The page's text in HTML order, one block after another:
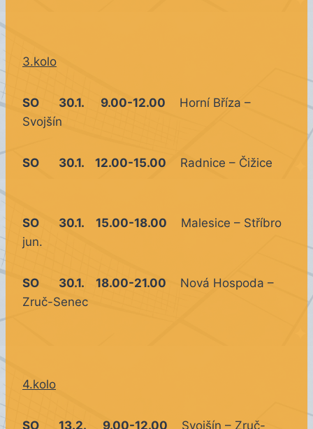
3.kolo
SO 30.1. 9.00-12.00 Horní Bříza –
Svojšín
SO 30.1. 12.00-15.00 Radnice – Čižice
SO 30.1. 15.00-18.00 Malesice – Stříbro
jun.
SO 30.1. 18.00-21.00 Nová Hospoda –
Zruč-Senec
4.kolo
SO 13.2. 9.00-12.00 Svojšín – Zruč-